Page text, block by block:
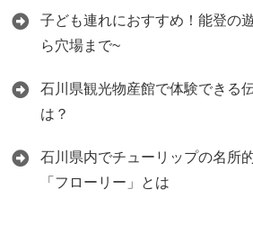
子ども連れにおすすめ！能登の
ら穴場まで~
石川県観光物産館で体験できる
は？
石川県内でチューリップの名所
「フローリー」とは